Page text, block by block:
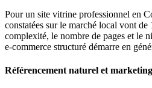
Pour un site vitrine professionnel en
constatées sur le marché local vont
complexité, le nombre de pages et le
e-commerce structuré démarre en
Référencement naturel et